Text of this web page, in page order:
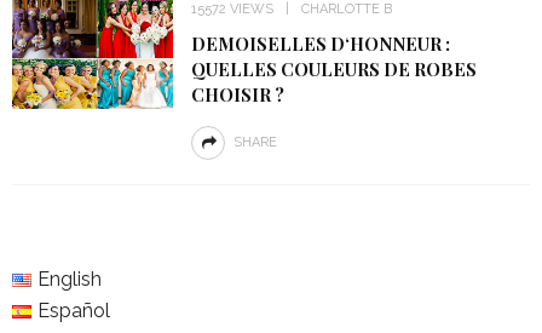
15572 VIEWS CHARLOTTE B
DEMOISELLES D‘HONNEUR :
QUELLES COULEURS DE ROBES
CHOISIR ?
SHARE
English
Español